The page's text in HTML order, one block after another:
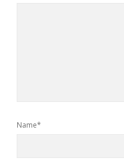
Name*